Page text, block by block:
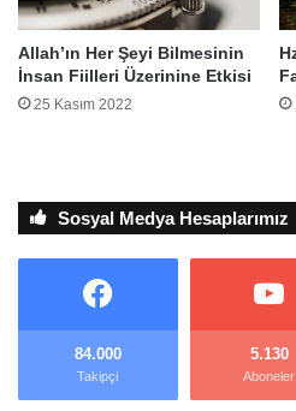
Allah’ın Her Şeyi Bilmesinin
İnsan Fiilleri Üzerinine Etkisi
25 Kasım 2022
Sosyal Medya Hesaplarımız
84.000
Takipçi
5.130
Aboneler